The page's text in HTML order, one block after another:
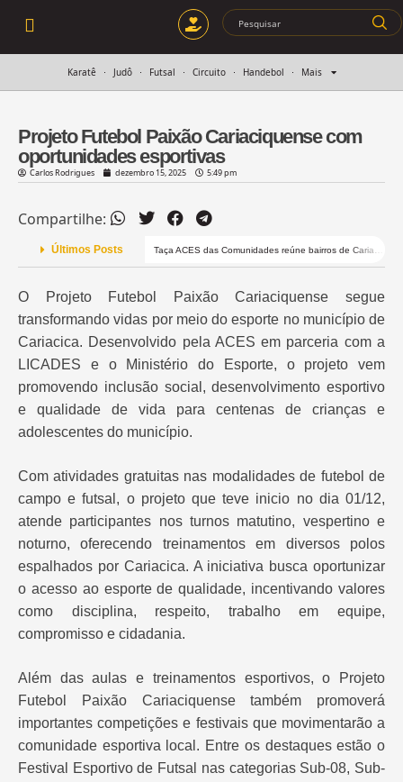
Karatê Judô Futsal Circuito Handebol Mais
Projeto Futebol Paixão Cariaciquense com
oportunidades esportivas
Carlos Rodrigues dezembro 15, 2025 5:49 pm
Compartilhe:
Últimos Posts
1ª Etapa do Festival de Fut 7 reúne projetos esportivos de Cariacica Taça ACES das Comunidades reúne bairros de Cariacica no futsal
O Projeto Futebol Paixão Cariaciquense segue
transformando vidas por meio do esporte no município de
Cariacica. Desenvolvido pela ACES em parceria com a
LICADES e o Ministério do Esporte, o projeto vem
promovendo inclusão social, desenvolvimento esportivo
e qualidade de vida para centenas de crianças e
adolescentes do município.
Com atividades gratuitas nas modalidades de futebol de
campo e futsal, o projeto que teve inicio no dia 01/12,
atende participantes nos turnos matutino, vespertino e
noturno, oferecendo treinamentos em diversos polos
espalhados por Cariacica. A iniciativa busca oportunizar
o acesso ao esporte de qualidade, incentivando valores
como disciplina, respeito, trabalho em equipe,
compromisso e cidadania.
Além das aulas e treinamentos esportivos, o Projeto
Futebol Paixão Cariaciquense também promoverá
importantes competições e festivais que movimentarão a
comunidade esportiva local. Entre os destaques estão o
Festival Esportivo de Futsal nas categorias Sub-08, Sub-